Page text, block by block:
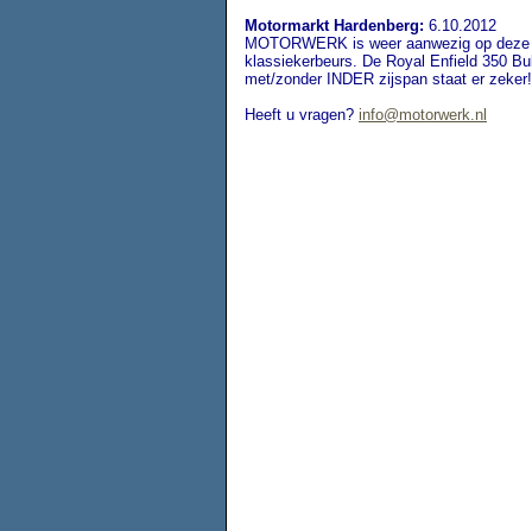
Motormarkt Hardenberg: 6.10.2012
MOTORWERK is weer aanwezig op
klassiekerbeurs. De Royal Enfield 350
met/zonder INDER zijspan staat er zeker!
Heeft u vragen? info@motorwerk.nl